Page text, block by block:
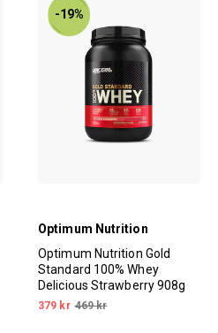
-19%
Optimum Nutrition
Optimum Nutrition Gold
Standard 100% Whey
Delicious Strawberry 908g
379 kr 469 kr